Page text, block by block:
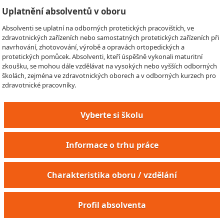
Uplatnění absolventů v oboru
Absolventi se uplatní na odborných protetických pracovištích, ve
zdravotnických zařízeních nebo samostatných protetických zařízeních při
navrhování, zhotovování, výrobě a opravách ortopedických a
protetických pomůcek. Absolventi, kteří úspěšně vykonali maturitní
zkoušku, se mohou dále vzdělávat na vysokých nebo vyšších odborných
školách, zejména ve zdravotnických oborech a v odborných kurzech pro
zdravotnické pracovníky.
Vyberte si školu
Informace o trhu práce
Charakteristika oboru / vzdělání
Profil absolventa